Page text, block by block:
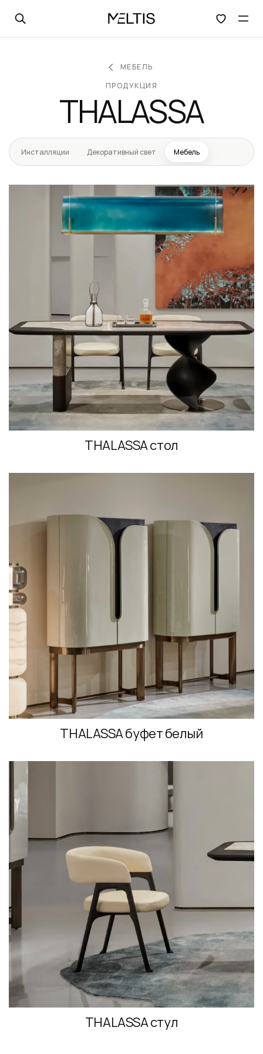
Открыть поиск
МЕБЕЛЬ
ПРОДУКЦИЯ
THALASSA
Инсталляции Декоративный свет Мебель
THALASSA стол
THALASSA буфет белый
THALASSA стул